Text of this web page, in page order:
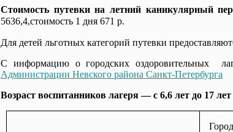
Стоимость путевки на летний каникулярный
5636,4,стоимость 1 дня 671 р.
Для детей льготных категорий путевки
С информацию о городских оздоровительных
Администрации Невского района Санкт-Петербурга
Возраст воспитанников лагеря — с 6,6 лет до 17 лет